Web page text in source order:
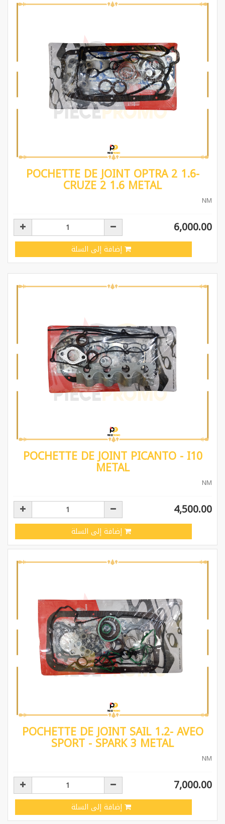
POCHETTE DE JOINT OPTRA 2 1.6-
CRUZE 2 1.6 METAL
NM
6,000.00
إضافة إلى السلة
POCHETTE DE JOINT PICANTO - I10
METAL
NM
4,500.00
إضافة إلى السلة
POCHETTE DE JOINT SAIL 1.2- AVEO
SPORT - SPARK 3 METAL
NM
7,000.00
إضافة إلى السلة